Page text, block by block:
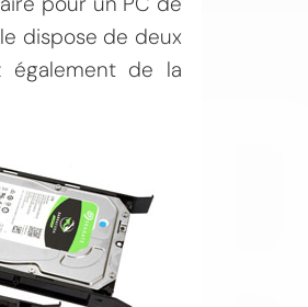
dispose de deux
également de la